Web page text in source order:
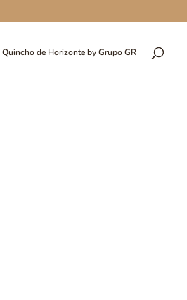
Quincho de Horizonte by Grupo GR